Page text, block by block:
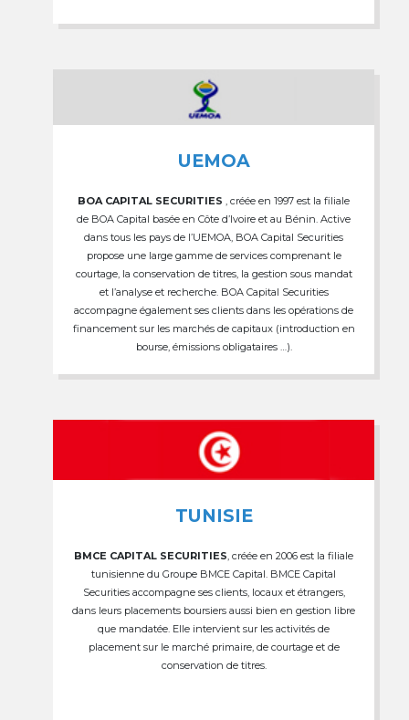
UEMOA
BOA CAPITAL SECURITIES , créée en 1997 est la filiale
de BOA Capital basée en Côte d’Ivoire et au Bénin. Active
dans tous les pays de l’UEMOA, BOA Capital Securities
propose une large gamme de services comprenant le
courtage, la conservation de titres, la gestion sous mandat
et l’analyse et recherche. BOA Capital Securities
accompagne également ses clients dans les opérations de
financement sur les marchés de capitaux (introduction en
bourse, émissions obligataires …).
TUNISIE
BMCE CAPITAL SECURITIES , créée en 2006 est la filiale
tunisienne du Groupe BMCE Capital. BMCE Capital
Securities accompagne ses clients, locaux et étrangers,
dans leurs placements boursiers aussi bien en gestion libre
que mandatée. Elle intervient sur les activités de
placement sur le marché primaire, de courtage et de
conservation de titres.